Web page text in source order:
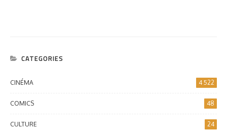
CATEGORIES
CINÉMA 4 522
COMICS 48
CULTURE 24